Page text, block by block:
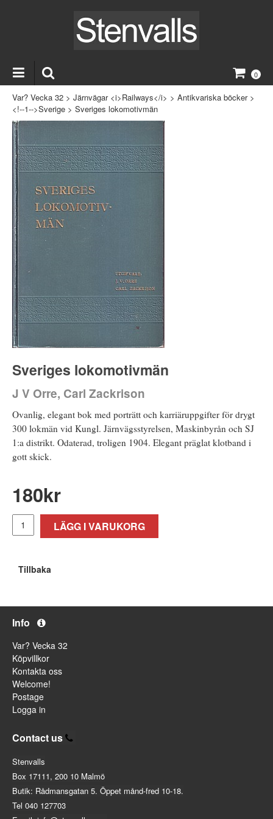
0
Var? Vecka 32 > Järnvägar <i>Railways</i> > Antikvariska böcker>
<!--1-->Sverige > Sveriges lokomotivmän
Sveriges lokomotivmän
J V Orre, Carl Zackrison
Ovanlig, elegant bok med porträtt och karriäruppgifter för drygt
300 lokmän vid Kungl. Järnvägsstyrelsen, Maskinbyrån och SJ
1:a distrikt. Odaterad, troligen 1904. Elegant präglat klotband i
gott skick.
180kr
LÄGG I VARUKORG
Tillbaka
Info
Var? Vecka 32
Köpvillkor
Kontakta oss
Welcome!
Postage
Logga in
Contact us
Stenvalls
Box 17111, 200 10 Malmö
Butik: Rådmansgatan 5. Öppet månd-fred 10-18.
Tel 040 127703